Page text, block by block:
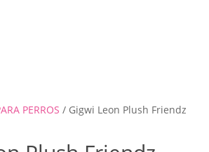
PERROS / Gigwi Leon Plush Friendz